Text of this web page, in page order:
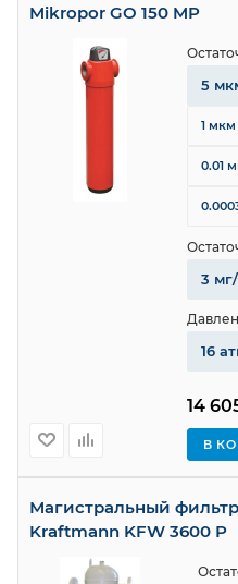
Mikropor GO 150 MP
14
В
5
1 мкм
0.01
3
16
Магистральный
Kraftmann KFW 3600 P